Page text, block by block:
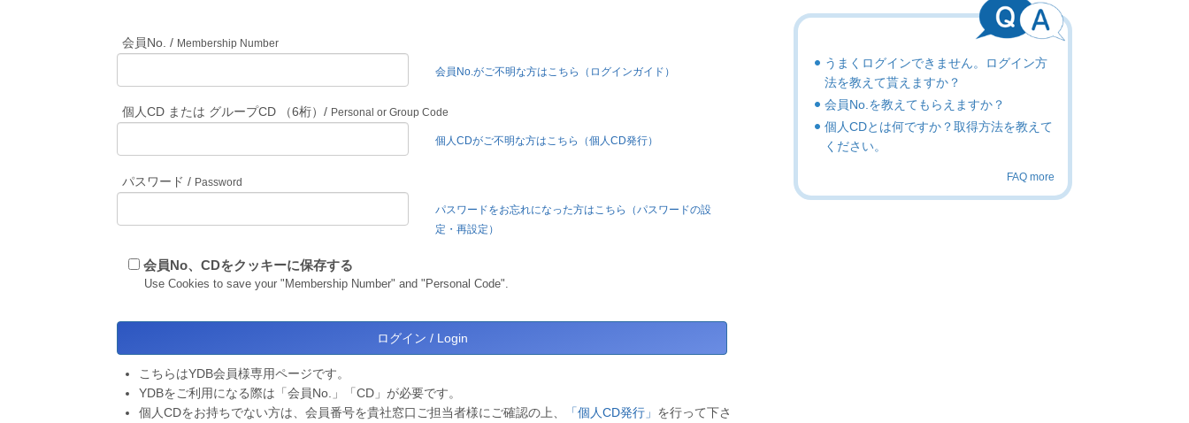
会員No. / Membership Number
会員No.がご不明な方はこちら（ログインガイド）
個人CD または グループCD （6桁）/ Personal or Group Code
個人CDがご不明な方はこちら（個人CD発行）
パスワード / Password
パスワードをお忘れになった方はこちら（パスワードの設
定・再設定）
会員No、CDをクッキーに保存する
Use Cookies to save your "Membership Number" and "Personal Code".
こちらはYDB会員様専用ページです。
YDBをご利用になる際は「会員No.」「CD」が必要です。
個人CDをお持ちでない方は、会員番号を貴社窓口ご担当者様にご確認の上、
「個人CD発行」 を行って下さ
うまくログインできません。ログイン方
法を教えて貰えますか？
会員No.を教えてもらえますか？
個人CDとは何ですか？取得方法を教えて
ください。
FAQ more